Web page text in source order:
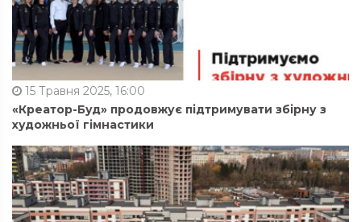
15 Травня 2025, 16:00
«Креатор-Буд» продовжує підтримувати збірну з
художньої гімнастики